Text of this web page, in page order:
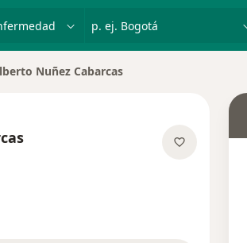
p. ej. Bogotá
de ciudadNuñez Cabarcas